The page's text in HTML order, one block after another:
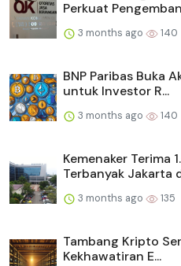
Perkuat
3 months ago 140
BNP Paribas Buka
untuk Investor R...
3 months ago 140
Kemenaker Terima
Terbanyak Jakarta
3 months ago 135
Tambang Kripto
Kekhawatiran E...